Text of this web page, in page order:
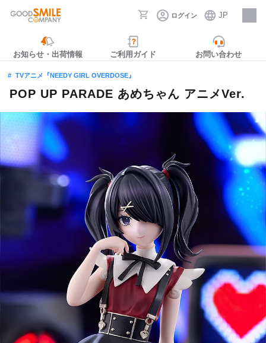
ログイン JP
採用情報
お知らせ・出荷情報 ご利用ガイド お問い合わせ
TVアニメ『NEEDY GIRL OVERDOSE』
POP UP PARADE あめちゃん アニメVer.